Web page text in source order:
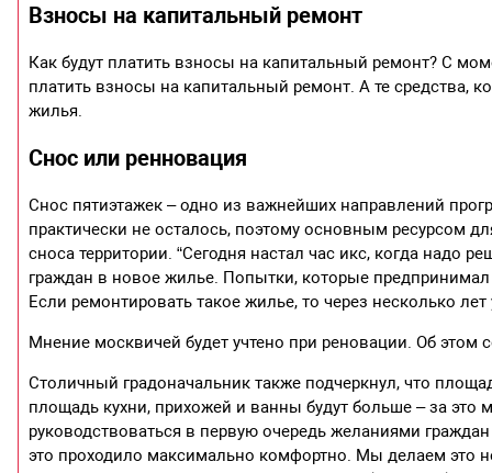
Взносы на капитальный ремонт
Как будут платить взносы на капитальный ремонт? С
платить взносы на капитальный ремонт. А те средства,
жилья.
Снос или ренновация
Снос пятиэтажек – одно из важнейших направлений
практически не осталось, поэтому основным ресурсом
сноса территории. “Сегодня настал час икс, когда надо
граждан в новое жилье. Попытки, которые предпринимал
Если ремонтировать такое жилье, то через несколько
Мнение москвичей будет учтено при реновации. Об
Столичный градоначальник также подчеркнул, что
площадь кухни, прихожей и ванны будут больше – за это
руководствоваться в первую очередь желаниями
это проходило максимально комфортно. Мы делаем это